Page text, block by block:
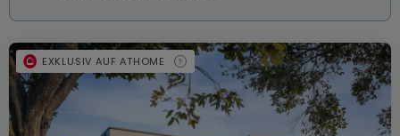
EXKLUSIV AUF ATHOME